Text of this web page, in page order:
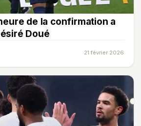
de la confirmation a
Doué
21 février 2026